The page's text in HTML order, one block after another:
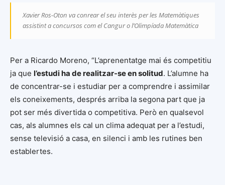
Xavier Ros-Oton va conrear el seu interès per les Matemàtiques
assistint a concursos com elCanguro l’Olimpíada Matemàtica
Per a Ricardo Moreno, “L’aprenentatge mai és competitiu
ja que l’estudi ha de realitzar-se en solitud. L’alumne ha
de concentrar-se i estudiar per a comprendre i assimilar
els coneixements, després arriba la segona part que ja
pot ser més divertida o competitiva. Però en qualsevol
cas, als alumnes els cal un clima adequat per a l’estudi,
sense televisió a casa, en silenci i amb les rutines ben
establertes.